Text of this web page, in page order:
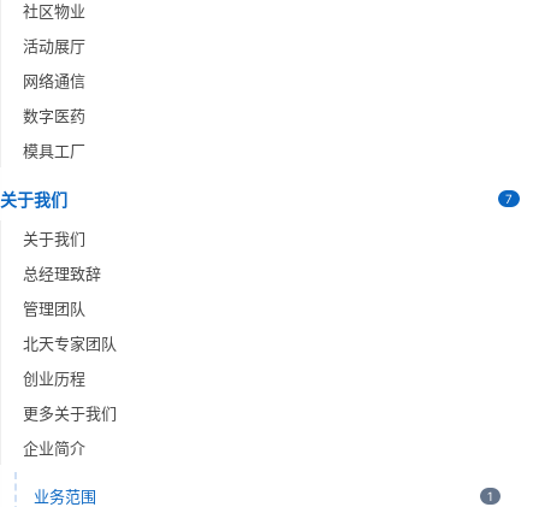
社区物业
活动展厅
网络通信
数字医药
模具工厂
关于我们 7
关于我们
总经理致辞
管理团队
北天专家团队
创业历程
更多关于我们
企业简介
业务范围 1